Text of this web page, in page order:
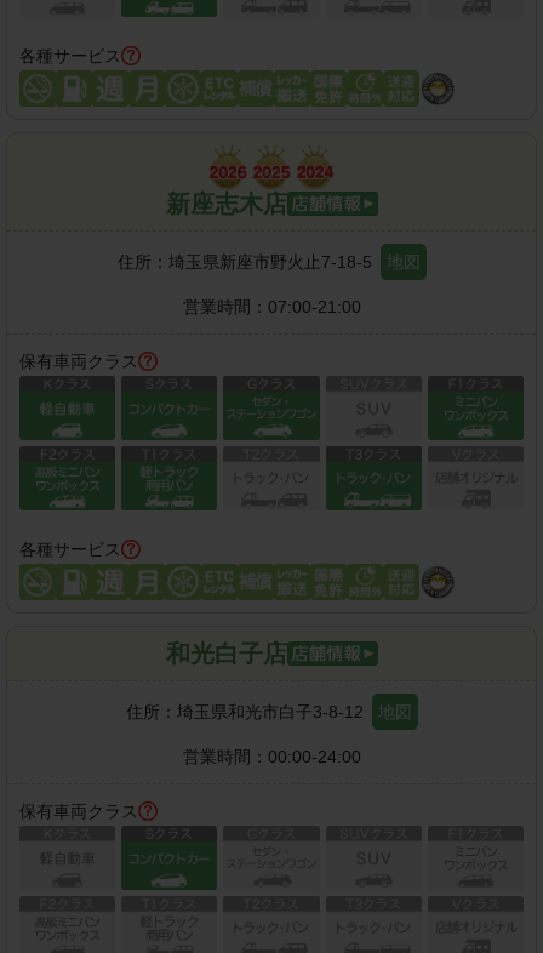
各種サービス
新座志木店
住所： 埼玉県新座市野火止7-18-5 地図
営業時間： 07:00-21:00
保有車両クラス
各種サービス
和光白子店
住所： 埼玉県和光市白子3-8-12 地図
営業時間： 00:00-24:00
保有車両クラス